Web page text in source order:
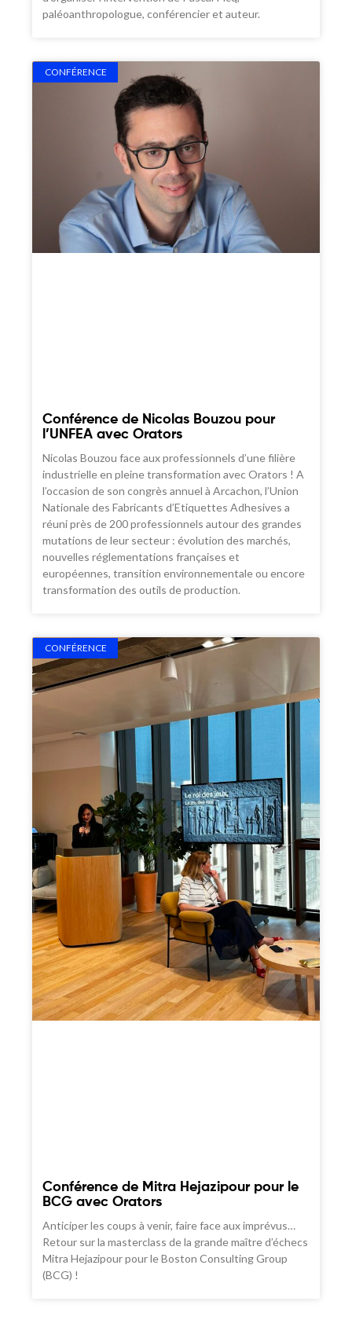
paléoanthropologue, conférencier et auteur.
CONFÉRENCE
Conférence de Nicolas Bouzou pour
l’UNFEA avec Orators
Nicolas Bouzou face aux professionnels d’une filière
industrielle en pleine transformation avec Orators ! A
l’occasion de son congrès annuel à Arcachon, l’Union
Nationale des Fabricants d’Etiquettes Adhesives a
réuni près de 200 professionnels autour des grandes
mutations de leur secteur : évolution des marchés,
nouvelles réglementations françaises et
européennes, transition environnementale ou encore
transformation des outils de production.
CONFÉRENCE
Conférence de Mitra Hejazipour pour le
BCG avec Orators
Anticiper les coups à venir, faire face aux imprévus…
Retour sur la masterclass de la grande maître d’échecs
Mitra Hejazipour pour le Boston Consulting Group
(BCG) !